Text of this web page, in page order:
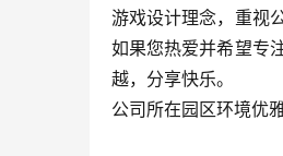
游戏设计理念，重视
如果您热爱并希望专
越，分享快乐。
公司所在园区环境优